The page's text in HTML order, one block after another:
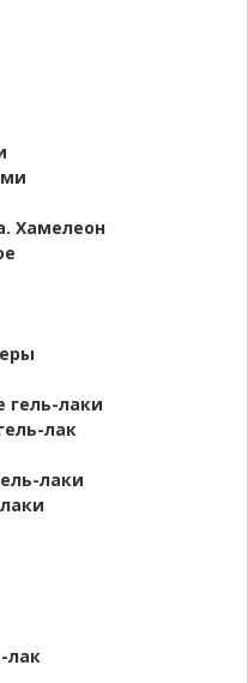
Хамелеон
гель-лаки
лак
лаки
лак